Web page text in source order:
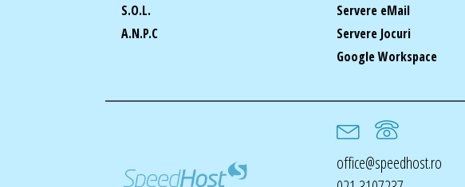
S.O.L.
A.N.P.C
Servere eMail
Servere Jocuri
Google Workspace
office@speedhost.ro